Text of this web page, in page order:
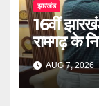
झारखंड
16वीं
रामगढ़ के
AUG 7, 2026